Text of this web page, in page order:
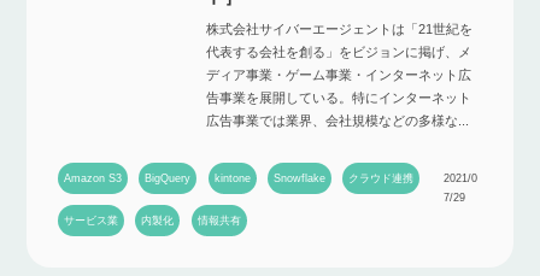
株式会社サイバーエージェントは「21世紀を
代表する会社を創る」をビジョンに掲げ、メ
ディア事業・ゲーム事業・インターネット広
告事業を展開している。特にインターネット
広告事業では業界、会社規模などの多様な...
Amazon S3 BigQuery kintone Snowflake クラウド連携
サービス業 内製化 情報共有
2021/0
7/29